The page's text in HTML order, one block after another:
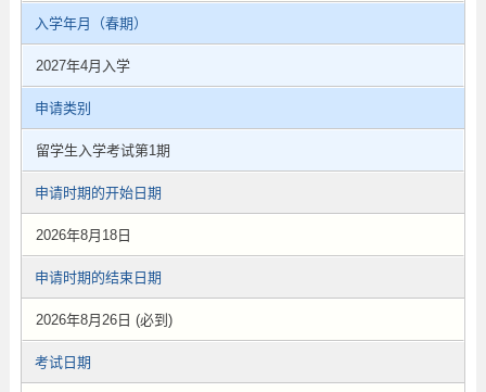
入学年月（春期）
2027年4月入学
申请类别
留学生入学考试第1期
申请时期的开始日期
2026年8月18日
申请时期的结束日期
2026年8月26日 (必到)
考试日期